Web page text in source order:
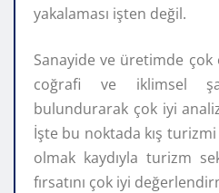
yakalaması işten değil.
Sanayide ve üretimde
coğrafi ve iklimsel
bulundurarak çok iyi
İşte bu noktada kış
olmak kaydıyla turizm
fırsatını çok iyi